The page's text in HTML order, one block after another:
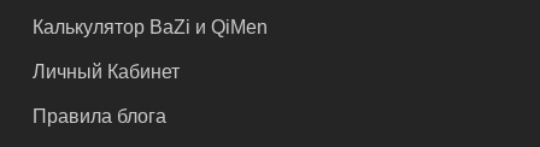
Калькулятор BaZi и QiMen
Личный Кабинет
Правила блога